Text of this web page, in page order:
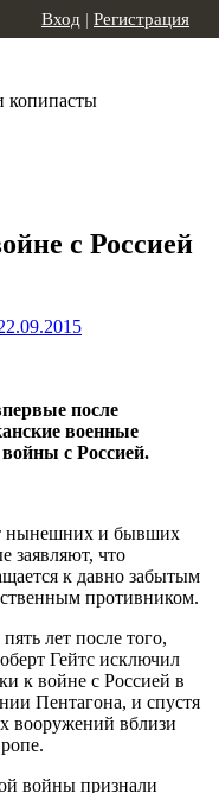
копипасты
Вход | Регистрация
с Россией
после
военные
с Россией.
нынешних и бывших
заявляют, что
к давно забытым
противником.
лет после того,
Гейтс исключил
к войне с Россией в
Пентагона, и спустя
вооружений вблизи
войны признали